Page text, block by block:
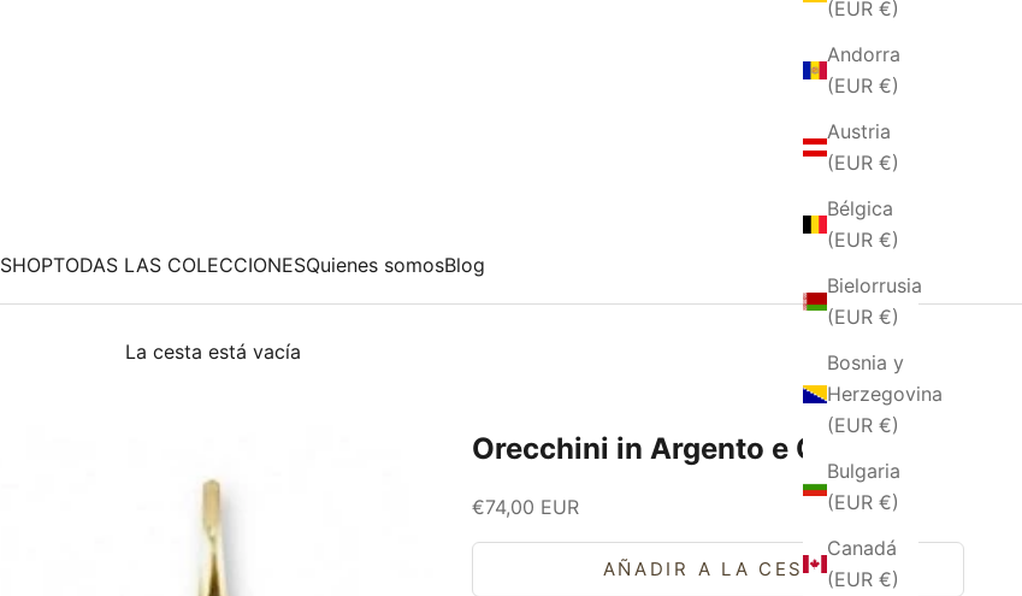
SHOPTODAS LAS COLECCIONESQuienes somosBlog
(EUR €)
Andorra
(EUR €)
Austria
(EUR €)
Bélgica
(EUR €)
Bielorrusia
(EUR €)
Bosnia y
Herzegovina
(EUR €)
Bulgaria
(EUR €)
Canadá
(EUR €)
La cesta está vacía
Orecchini in Argento e Onice
Precio de oferta
€74,00 EUR
AÑADIR A LA CESTA